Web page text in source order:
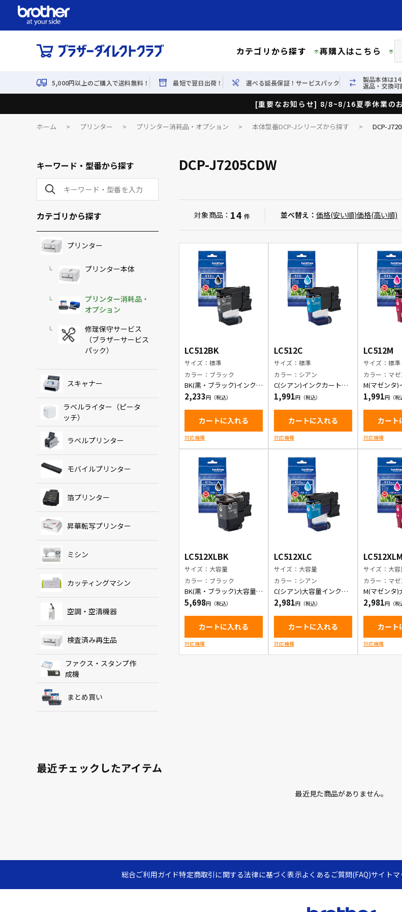
カテゴリから探す 再購入はこちら
5,000円以上のご購入で送料無料！ 最短で翌日出荷！ 選べる延長保証！サービスパック 製品本体は
返品・交換可
[重要なお知らせ] 8/8~8/16夏季休業の
ホーム > プリンター > プリンター消耗品・オプション > 本体型番DCP-Jシリーズから探す > DCP-
キーワード・型番から探す
カテゴリから探す
プリンター
プリンター本体
プリンター消耗品・
オプション
修理保守サービス
（ブラザーサービス
パック）
スキャナー
ラベルライター（ピータ
ッチ）
ラベルプリンター
モバイルプリンター
箔プリンター
昇華転写プリンター
ミシン
カッティングマシン
空調・空清機器
検査済み再生品
ファクス・スタンプ作
成機
まとめ買い
DCP-J7205CDW
対象商品： 14 件 並べ替え：価格(安い順)価格(高い順)
LC512BK
サイズ：標準
カラー：ブラック
BK(黒・ブラック)インクカ
ートリッジ
2,233
カートに入れる
対応機種
LC512C
サイズ：標準
カラー：シアン
C(シアン)インクカートリ
ッジ
1,991
カートに入れる
対応機種
LC512M
サイズ：標準
カラー：マゼ
M(マゼンタ)
リッジ
1,991
カート
対応機種
LC512XLBK
サイズ：大容量
カラー：ブラック
BK(黒・ブラック)大容量イ
ンクカートリッジ
5,698
カートに入れる
対応機種
LC512XLC
サイズ：大容量
カラー：シアン
C(シアン)大容量インクカ
ートリッジ
2,981
カートに入れる
対応機種
LC512XLM
サイズ：大容
カラー：マゼ
M(マゼンタ)
カートリッジ
2,981
カート
対応機種
最近チェックしたアイテム
最近見た商品がありません。
総合ご利用ガイド特定商取引に関する法律に基づく表示よくあるご質問(FAQ)サイトマ